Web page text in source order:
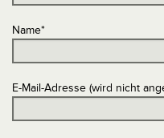
Name*
E-Mail-Adresse (wird nicht